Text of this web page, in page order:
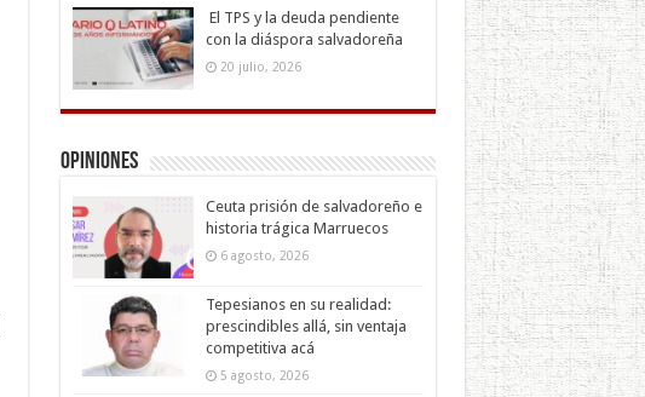
El TPS y la deuda pendiente
con la diáspora salvadoreña
20 julio, 2026
Opiniones
Ceuta prisión de salvadoreño e
historia trágica Marruecos
6 agosto, 2026
Tepesianos en su realidad:
prescindibles allá, sin ventaja
competitiva acá
5 agosto, 2026